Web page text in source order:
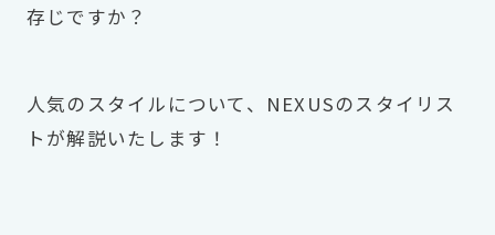
存じですか？
人気のスタイルについて、NEXUSのスタイリス
トが解説いたします！